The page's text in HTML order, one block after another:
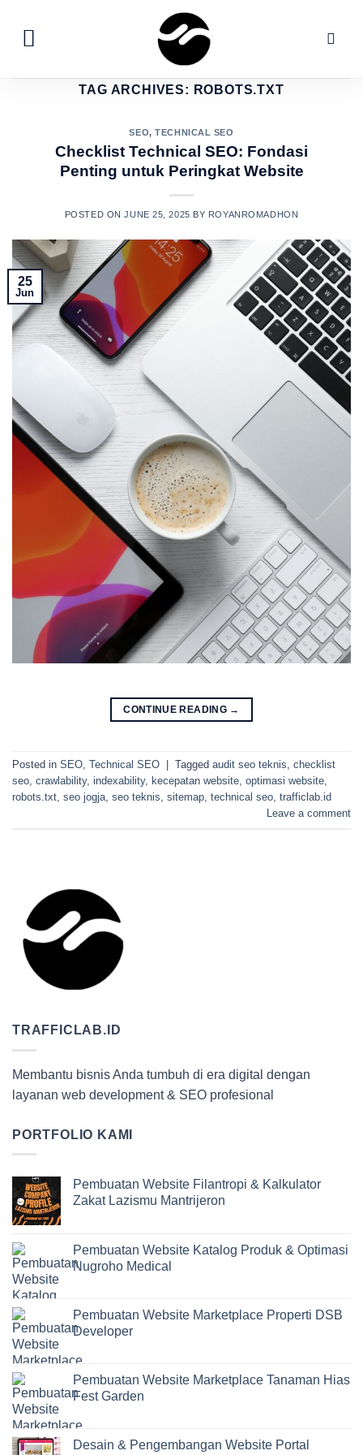
content
TAG ARCHIVES: ROBOTS.TXT
SEO,TECHNICAL SEO
Checklist Technical SEO: Fondasi
Penting untuk Peringkat Website
POSTED ONJUNE 25, 2025 BY ROYANROMADHON
25
Jun
CONTINUE READING →
Posted in SEO, Technical SEO Tagged audit seo teknis, checklist
seo, crawlability, indexability, kecepatan website, optimasi website,
robots.txt, seo jogja, seo teknis, sitemap, technical seo, trafficlab.id
Leave a comment
TRAFFICLAB.ID
Membantu bisnis Anda tumbuh di era digital dengan
layanan web development & SEO profesional
PORTFOLIO KAMI
Pembuatan Website Filantropi & Kalkulator
Zakat Lazismu Mantrijeron
Pembuatan Website Katalog Produk & Optimasi
Nugroho Medical
Pembuatan Website Marketplace Properti DSB
Developer
Pembuatan Website Marketplace Tanaman Hias
Fest Garden
Desain & Pengembangan Website Portal